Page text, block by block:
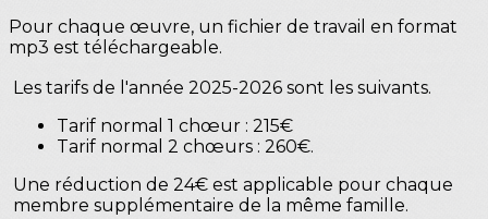
Pour chaque œuvre, un fichier de travail en format
mp3 est téléchargeable.
Les tarifs de l'année 2025-2026 sont les suivants.
Tarif normal 1 chœur : 215€
Tarif normal 2 chœurs : 260€.
Une réduction de 24€ est applicable pour chaque
membre supplémentaire de la même famille.